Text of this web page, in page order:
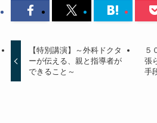
【特別講演】～外科ドクタ
ーが伝える、親と指導者が
できること～
５
張
手